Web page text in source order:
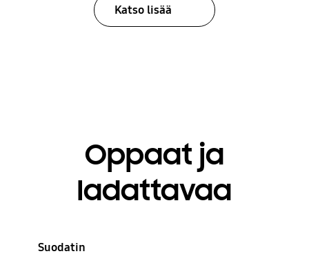
Katso lisää
Oppaat ja
ladattavaa
Suodatin